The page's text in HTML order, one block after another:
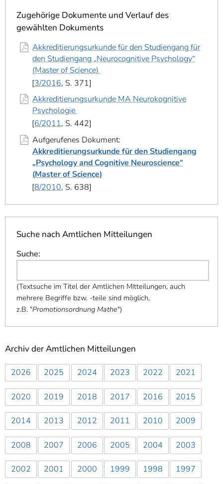
Informationen zur
Barrierefreiheit
Zugehörige Dokumente und Verlauf des
gewählten Dokuments
Akkreditierungsurkunde für den Studiengang für
den Studiengang „Neurocognitive Psychology“
(Master of Science)
3/2016, S. 371
Akkreditierungsurkunde MA Neurokognitive
Psychologie
6/2011, S. 442
Aufgerufenes Dokument:
Akkreditierungsurkunde für den Studiengang
„Psychology and Cognitive Neuroscience“
(Master of Science)
8/2010, S. 638
Suche nach Amtlichen Mitteilungen
Suche:
(Textsuche im Titel der Amtlichen Mitteilungen, auch
mehrere Begriffe bzw. -teile sind möglich,
z.B. "Promotionsordnung Mathe")
Archiv der Amtlichen Mitteilungen
2026 2025 2024 2023 2022 2021
2020 2019 2018 2017 2016 2015
2014 2013 2012 2011 2010 2009
2008 2007 2006 2005 2004 2003
2002 2001 2000 1999 1998 1997